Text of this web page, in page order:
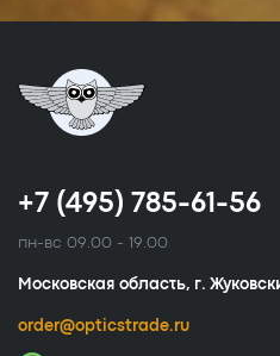
+7 (495) 785-61-56
пн-вс 09.00 - 19.00
Московская область, г.
order@opticstrade.ru